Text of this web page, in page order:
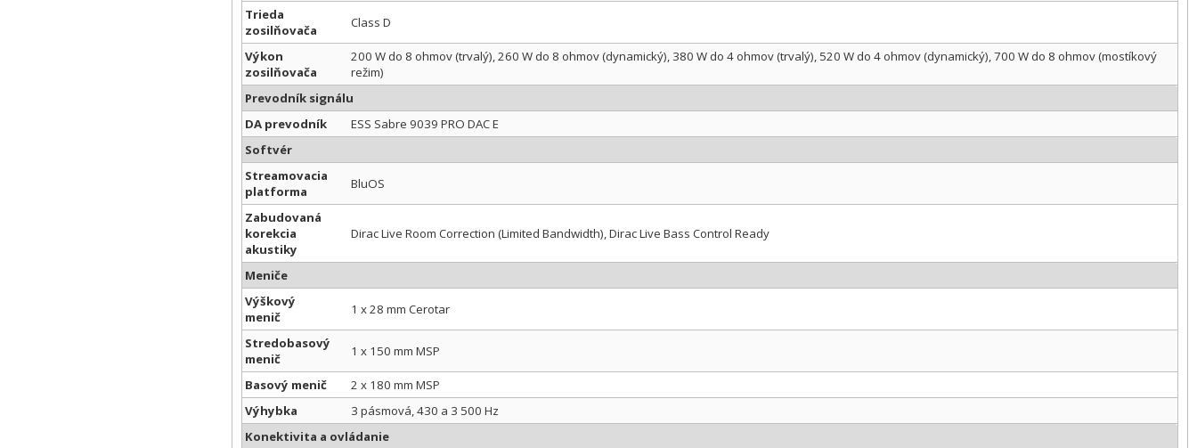
Trieda
zosilňovača
Class D
Výkon
zosilňovača
200 W do 8 ohmov (trvalý), 260 W do 8 ohmov (dynamický), 380 W do 4 ohmov (trvalý), 520 W do 4 ohmov (dynamický), 700 W do 8 ohmov (mostíkový
režim)
Prevodník signálu
DA prevodník
ESS Sabre 9039 PRO DAC E
Softvér
Streamovacia
platforma
BluOS
Zabudovaná
korekcia
akustiky
Dirac Live Room Correction (Limited Bandwidth), Dirac Live Bass Control Ready
Meniče
Výškový
menič
1 x 28 mm Cerotar
Stredobasový
menič
1 x 150 mm MSP
Basový menič
2 x 180 mm MSP
Výhybka
3 pásmová, 430 a 3 500 Hz
Konektivita a ovládanie